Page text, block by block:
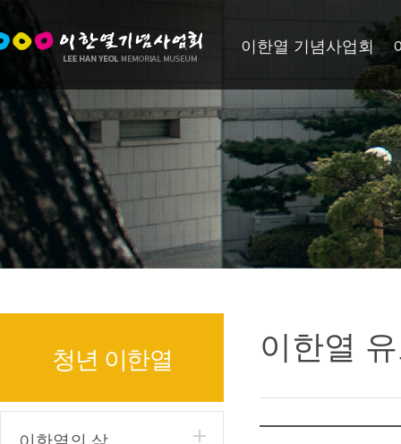
이한열 기념사업회
청년 이한열
이한열의 삶
이한열